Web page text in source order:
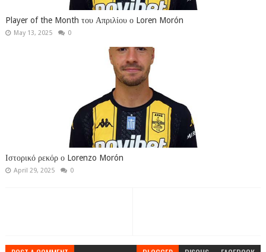
Player of the Month του Απριλίου ο Loren Morón
May 13, 2025 0
Ιστορικό ρεκόρ ο Lorenzo Morón
April 29, 2025 0